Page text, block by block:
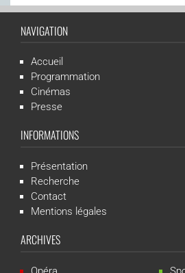
NAVIGATION
Accueil
Programmation
Cinémas
Presse
INFORMATIONS
Présentation
Recherche
Contact
Mentions légales
ARCHIVES